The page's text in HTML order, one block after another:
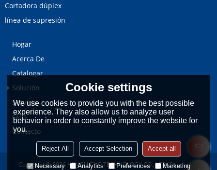
Cortadora dúplex
línea de supresión
Hogar
Acerca De
Catalogar
Solución
Servicio
Guía
Contacto
Copyright © 2026 HENGLI CNC TECHNOLOGY CO., LTD.Support By
Cookie settings
We use cookies to provide you with the best possible
experience. They also allow us to analyze user
behavior in order to constantly improve the website for
you.
Reject All Accept Selection Accept all
Necessary Analytics Preferences Marketing